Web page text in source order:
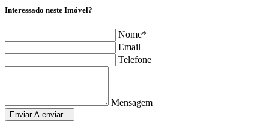
Interessado neste Imóvel?
Nome*
Email
Telefone
Mensagem
Enviar A enviar...